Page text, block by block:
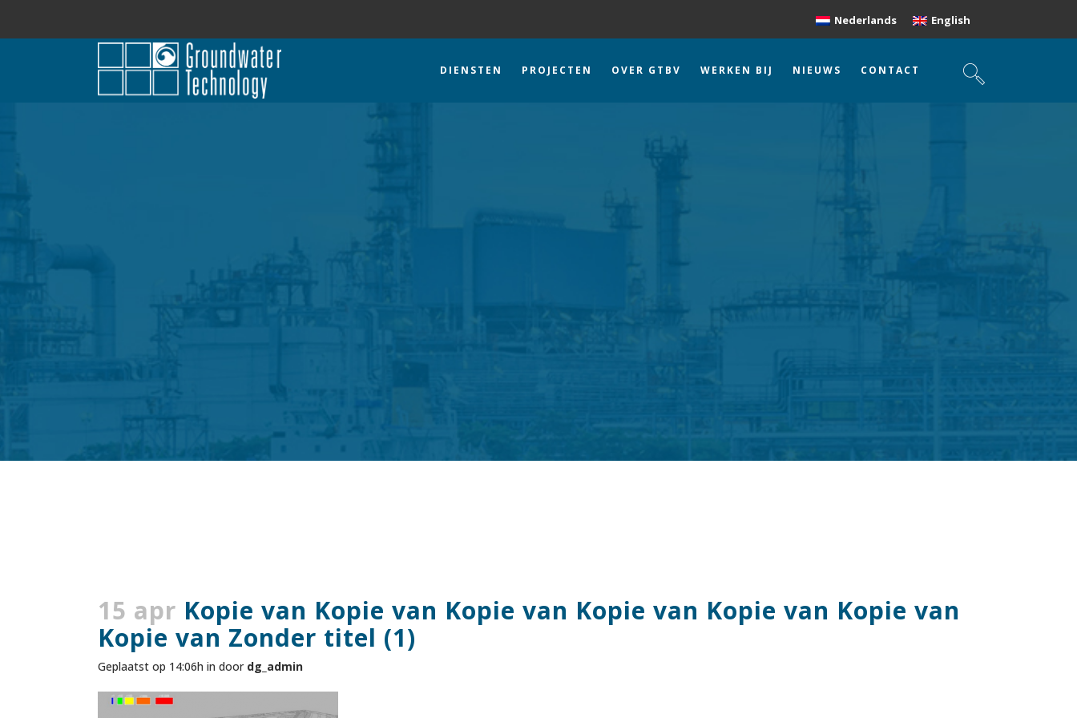
Nederlands English
DIENSTEN PROJECTEN OVER GTBV WERKEN BIJ NIEUWS CONTACT
15 apr Kopie van Kopie van Kopie van Kopie van Kopie van Kopie van
Kopie van Zonder titel (1)
Geplaatst op 14:06h in door dg_admin